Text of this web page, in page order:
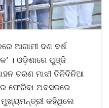
ଆଗାମୀ ଦଶ ବର୍ଷ
। ଓଡ଼ିଶାରେ ପୁଞ୍ଜି
ଚରଣ ମାଝୀ ତିନିଦିନିଆ
ଫେରିବା ଅବସରରେ
ମୁଖ୍ୟମନ୍ତ୍ରୀ କହିଥିଲେ